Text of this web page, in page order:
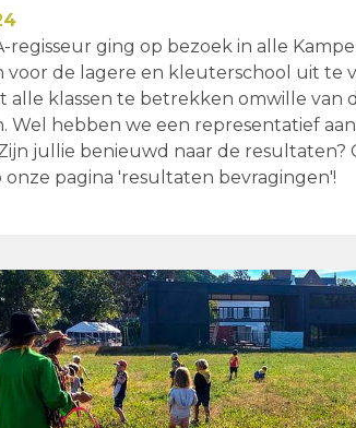
regisseur ging op bezoek in alle
de lagere en kleuterschool uit te
alle klassen te betrekken omwille van
Wel hebben we een representatief
jullie benieuwd naar de resultaten?
onze pagina 'resultaten bevragingen'!